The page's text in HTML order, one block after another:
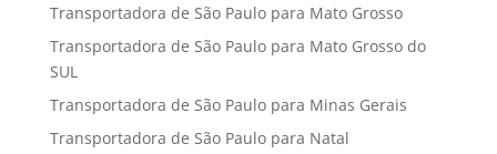
Transportadora de São Paulo para Mato Grosso
Transportadora de São Paulo para Mato Grosso do
SUL
Transportadora de São Paulo para Minas Gerais
Transportadora de São Paulo para Natal